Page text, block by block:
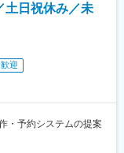
ープ会社オピックス）
速やかに現場の主担
ルに活かせます
ャリアパスがあります
す
土日祝休み／未
迎
・予約システムの提案